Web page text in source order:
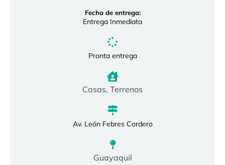
Fecha de entrega:
Entrega Inmediata
Pronta entrega
Casas, Terrenos
Av. León Febres Cordero
Guayaquil